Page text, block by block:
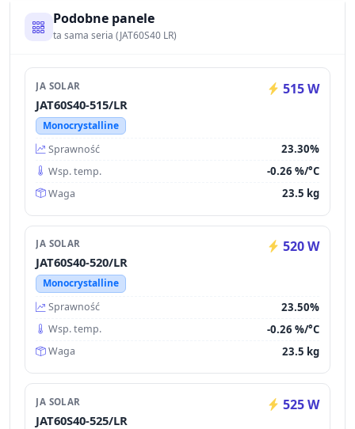
Podobne panele
ta sama seria (JAT60S40 LR)
JA SOLAR 515 W
JAT60S40-515/LR
Monocrystalline
Sprawność
23.30%
Wsp. temp. -0.26 %/°C
Waga 23.5 kg
JA SOLAR 520 W
JAT60S40-520/LR
Monocrystalline
Sprawność
23.50%
Wsp. temp. -0.26 %/°C
Waga 23.5 kg
JA SOLAR 525 W
JAT60S40-525/LR